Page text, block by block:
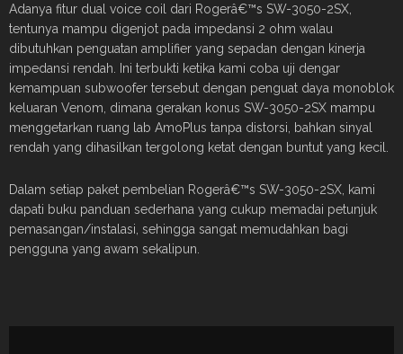
Adanya fitur dual voice coil dari Rogerâ€™s SW-3050-2SX,
tentunya mampu digenjot pada impedansi 2 ohm walau
dibutuhkan penguatan amplifier yang sepadan dengan kinerja
impedansi rendah. Ini terbukti ketika kami coba uji dengar
kemampuan subwoofer tersebut dengan penguat daya monoblok
keluaran Venom, dimana gerakan konus SW-3050-2SX mampu
menggetarkan ruang lab AmoPlus tanpa distorsi, bahkan sinyal
rendah yang dihasilkan tergolong ketat dengan buntut yang kecil.
Dalam setiap paket pembelian Rogerâ€™s SW-3050-2SX, kami
dapati buku panduan sederhana yang cukup memadai petunjuk
pemasangan/instalasi, sehingga sangat memudahkan bagi
pengguna yang awam sekalipun.